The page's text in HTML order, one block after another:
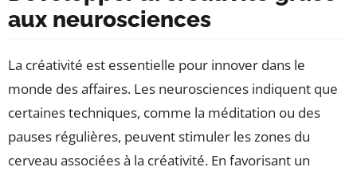
aux neurosciences
La créativité est essentielle pour innover dans le
monde des affaires. Les neurosciences indiquent que
certaines techniques, comme la méditation ou des
pauses régulières, peuvent stimuler les zones du
cerveau associées à la créativité. En favorisant un